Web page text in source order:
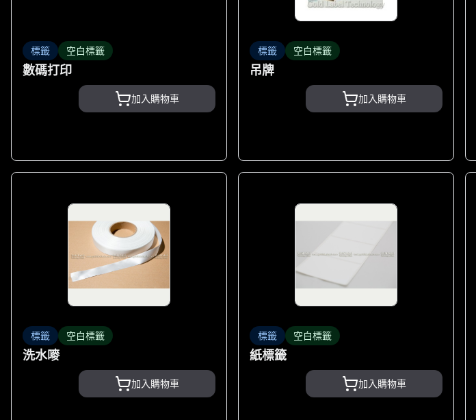
標籤 空白標籤
數碼打印
加入購物車
標籤 空白標籤
吊牌
加入購物車
標籤 空白標籤
洗水嘜
加入購物車
標籤 空白標籤
紙標籤
加入購物車